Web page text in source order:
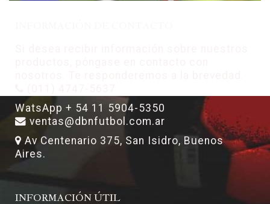
WatsApp + 54 11 5904-5350
ventas@dbnfutbol.com.ar
Av Centenario 375, San Isidro, Buenos
Aires.
INFORMACIÓN ÚTIL